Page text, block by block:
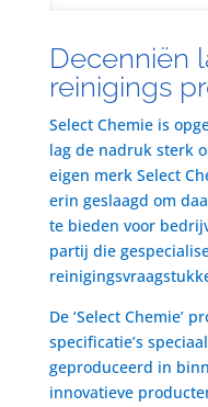
Decenniën
reinigings
Select Chemie is
lag de nadruk sterk
eigen merk Select
erin geslaagd om
te bieden voor
partij die
De ‘Select Chemie’
specificatie’s
geproduceerd in
innovatieve